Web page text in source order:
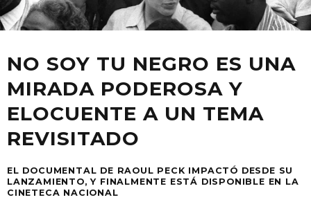
NO SOY TU NEGRO ES UNA
MIRADA PODEROSA Y
ELOCUENTE A UN TEMA
REVISITADO
EL DOCUMENTAL DE RAOUL PECK IMPACTÓ DESDE SU
LANZAMIENTO, Y FINALMENTE ESTÁ DISPONIBLE EN LA
CINETECA NACIONAL